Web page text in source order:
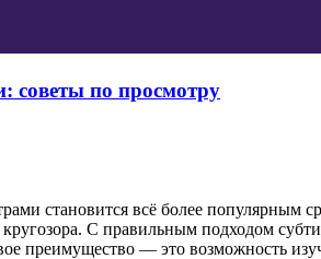
советы по просмотру
становится всё более популярным
С правильным подходом
преимущество — это возможность